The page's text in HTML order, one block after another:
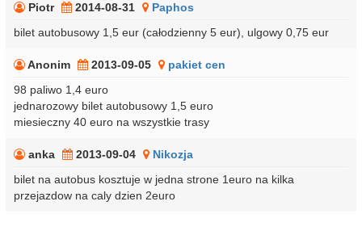
Piotr 2014-08-31
Paphos
bilet autobusowy 1,5 eur (całodzienny 5 eur), ulgowy 0,75 eur
Anonim 2013-09-05
pakiet cen
98 paliwo 1,4 euro
jednarozowy bilet autobusowy 1,5 euro
miesieczny 40 euro na wszystkie trasy
anka 2013-09-04
Nikozja
bilet na autobus kosztuje w jedna strone 1euro na kilka
przejazdow na caly dzien 2euro